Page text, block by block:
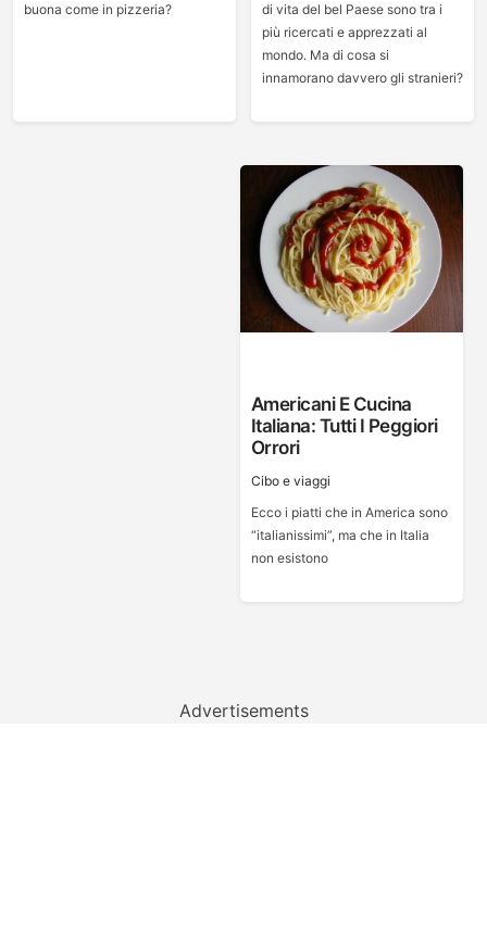
buona come in pizzeria?
di vita del bel Paese sono tra i
più ricercati e apprezzati al
mondo. Ma di cosa si
innamorano davvero gli stranieri?
Americani E Cucina
Italiana: Tutti I Peggiori
Orrori
Cibo e viaggi
Ecco i piatti che in America sono
“italianissimi”, ma che in Italia
non esistono
Advertisements